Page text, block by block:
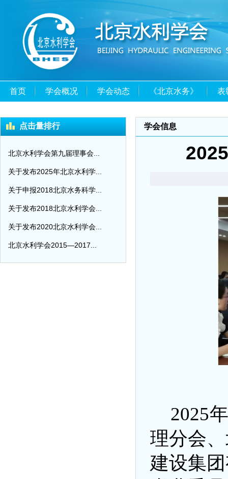
首页 学会概况 学会动态 《北京水务》 表
点击量排行
北京水利学会第九届理事会...
关于发布2025年北京水利学...
关于申报2018北京水务科学...
关于发布2018北京水利学会...
关于发布2020北京水利学会...
北京水利学会2015—2017...
学会信息
2025
理分会
建设集